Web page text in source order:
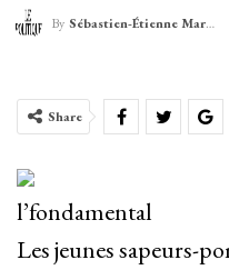
By Sébastien-Étienne Marechal
Share
l’fondamental
Les jeunes sapeurs-